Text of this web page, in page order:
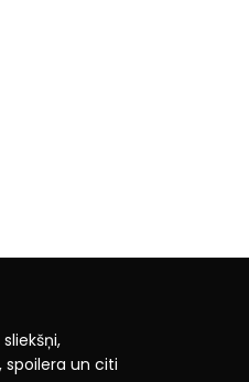
spoilera un citi